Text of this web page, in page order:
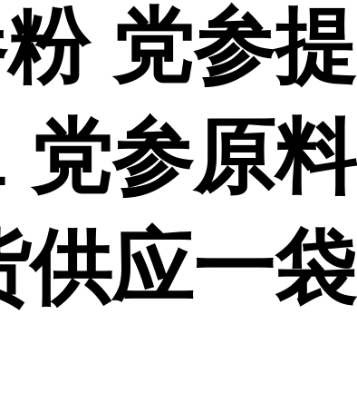
党参提
党参原料
供应一袋